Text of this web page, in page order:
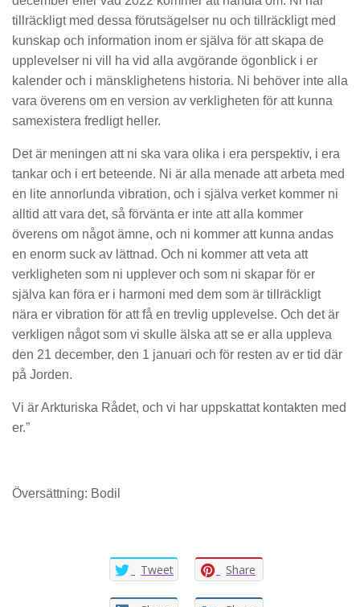
tillräckligt med dessa förutsägelser nu och tillräckligt med
kunskap och information inom er själva för att skapa de
upplevelser ni vill ha vid alla avgörande ögonblick i er
kalender och i mänsklighetens historia. Ni behöver inte alla
vara överens om en version av verkligheten för att kunna
samexistera fredligt heller.
Det är meningen att ni ska vara olika i era perspektiv, i era
tankar och i ert beteende. Ni är alla menade att arbeta med
en lite annorlunda vibration, och i själva verket kommer ni
alltid att vara det, så förvänta er inte att alla kommer
överens om något ämne, och ni kommer att kunna andas
en enorm suck av lättnad. Och ni kommer att veta att
verkligheten som ni upplever och som ni skapar för er
själva kan föra er i harmoni med dem som är tillräckligt
nära er vibration för att få en trevlig upplevelse. Och det är
verkligen något som vi skulle älska att se er alla uppleva
den 21 december, den 1 januari och för resten av er tid där
på Jorden.
Vi är Arkturiska Rådet, och vi har uppskattat kontakten med
er.”
Översättning: Bodil
Tweet Share